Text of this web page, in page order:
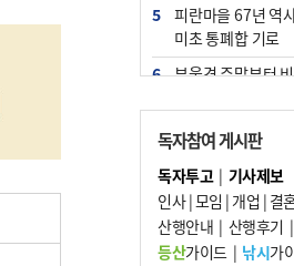
5
피란마을 67년 역
미초 통폐합 기로
6
부울경 주말부터
7
“낙동강권 삼락·을
부산 관광 키우자”
8
오늘의 날씨-
9
외국인 선원 ‘인신
우려가 현실로
독자참여 게시판
독자투고| 기사제보
인사|모임 | 개업 | 결
산행안내 | 산행후기 |
등산가이드| 낚시가